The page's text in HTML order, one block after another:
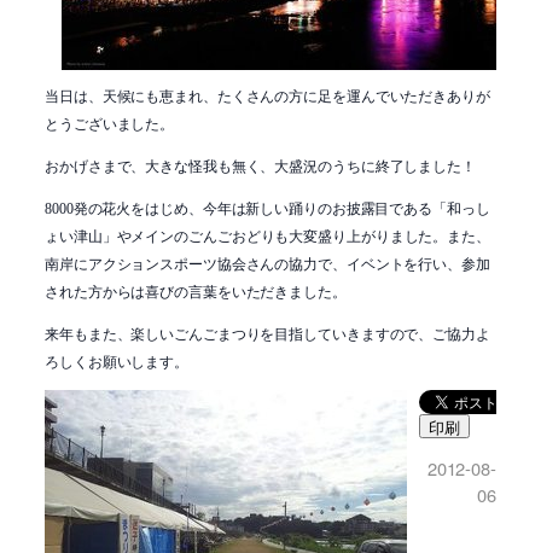
当日は、天候にも恵まれ、たくさんの方に足を運んでいただきありが
とうございました。
おかげさまで、大きな怪我も無く、大盛況のうちに終了しました！
8000発の花火をはじめ、今年は新しい踊りのお披露目である「和っし
ょい津山」やメインのごんごおどりも大変盛り上がりました。また、
南岸にアクションスポーツ協会さんの協力で、イベントを行い 、参加
された方からは喜びの言葉をいただきました。
来年もまた、楽しいごんごまつりを目指していきますので、ご協力よ
ろしくお願いします。
印刷
2012-08-
06